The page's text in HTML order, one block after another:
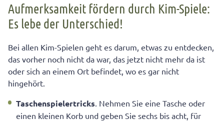
Aufmerksamkeit fördern durch Kim-Spiele:
Es lebe der Unterschied!
Bei allen Kim-Spielen geht es darum, etwas zu entdecken,
das vorher noch nicht da war, das jetzt nicht mehr da ist
oder sich an einem Ort befindet, wo es gar nicht
hingehört.
Taschenspielertricks. Nehmen Sie eine Tasche oder
einen kleinen Korb und geben Sie sechs bis acht, für